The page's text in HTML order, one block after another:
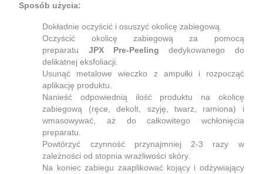
Sposób użycia:
Dokładnie oczyścić i osuszyć okolicę zabiegową.
Oczyścić okolicę zabiegową za pomocą
preparatu JPX Pre-Peelingdedykowanego do
delikatnej eksfoliacji.
Usunąć metalowe wieczko z ampułki i rozpocząć
aplikację produktu.
Nanieść odpowiednią ilość produktu na okolicę
zabiegową (ręce, dekolt, szyję, twarz, ramiona) i
wmasowywać, aż do całkowitego wchłonięcia
preparatu.
Powtórzyć czynność przynajmniej 2-3 razy w
zależności od stopnia wrażliwości skóry.
Na koniec zabiegu zaaplikować kojący i odżywiający